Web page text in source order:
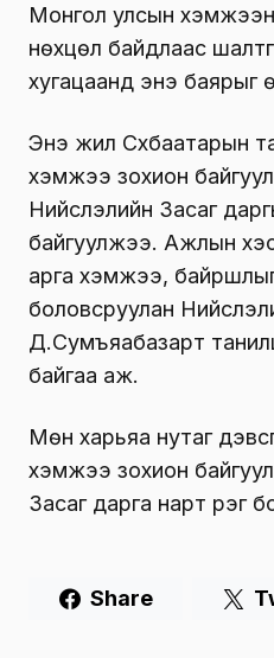
Монгол улсын
нөхцөл байдлаас
хугацаанд энэ баярыг
Энэ жил Сүхбаатарын
хэмжээ зохион
Нийслэлийн Засаг
байгуулжээ. Ажлын
арга хэмжээ,
боловсруулан
Д.Сумъяабазарт
байгаа аж.
Мөн харьяа нутаг
хэмжээ зохион байгуулж
Засаг дарга нарт үүрэг
Share